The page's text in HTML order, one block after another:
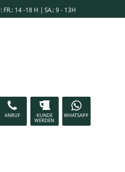
FR.: 14 -18 H | SA.: 9 - 13H
ANRUF KUNDE
WERDEN
WHATSAPP